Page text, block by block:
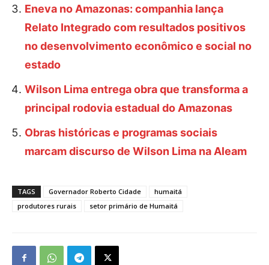
Eneva no Amazonas: companhia lança
Relato Integrado com resultados positivos
no desenvolvimento econômico e social no
estado
Wilson Lima entrega obra que transforma a
principal rodovia estadual do Amazonas
Obras históricas e programas sociais
marcam discurso de Wilson Lima na Aleam
TAGS Governador Roberto Cidade
humaitá
produtores rurais
setor primário de Humaitá